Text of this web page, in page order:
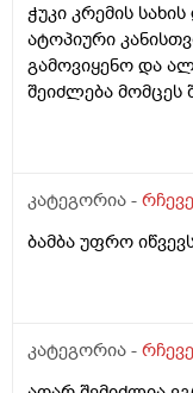
ტესტი დიდი დიდი
ჭუკი კრემის
ატოპიური
გამოვიყენო და
შეიძლება
კატეგორია -
ბამბა უფრო
კატეგორია -